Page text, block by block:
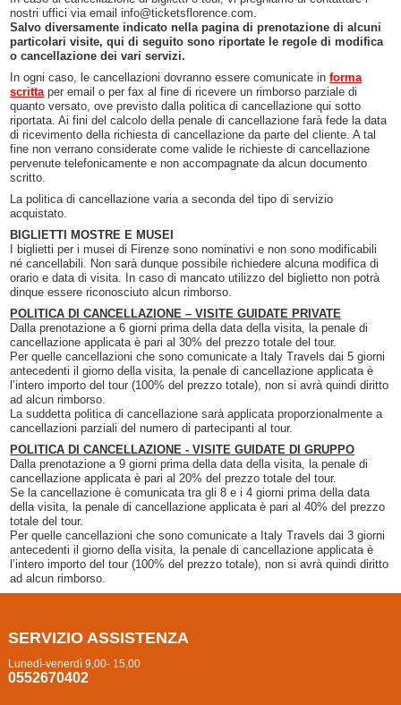
nostri uffici via email info@ticketsflorence.com.
Salvo diversamente indicato nella pagina di prenotazione di alcuni
particolari visite, qui di seguito sono riportate le regole di modifica
o cancellazione dei vari servizi.
In ogni caso, le cancellazioni dovranno essere comunicate informa
scrittaper email o per fax al fine di ricevere un rimborso parziale di
quanto versato, ove previsto dalla politica di cancellazione qui sotto
riportata. Ai fini del calcolo della penale di cancellazione farà fede la data
di ricevimento della richiesta di cancellazione da parte del cliente. A tal
fine non verrano considerate come valide le richieste di cancellazione
pervenute telefonicamente e non accompagnate da alcun documento
scritto.
La politica di cancellazione varia a seconda del tipo di servizio
acquistato.
BIGLIETTI MOSTRE E MUSEI
I biglietti per i musei di Firenze sono nominativi e non sono modificabili
né cancellabili. Non sarà dunque possibile richiedere alcuna modifica di
orario e data di visita. In caso di mancato utilizzo del biglietto non potrà
dinque essere riconosciuto alcun rimborso.
POLITICA DI CANCELLAZIONE – VISITE GUIDATE PRIVATE
Dalla prenotazione a 6 giorni prima della data della visita, la penale di
cancellazione applicata è pari al 30% del prezzo totale del tour.
Per quelle cancellazioni che sono comunicate a Italy Travels dai 5 giorni
antecedenti il giorno della visita, la penale di cancellazione applicata è
l’intero importo del tour (100% del prezzo totale), non si avrà quindi diritto
ad alcun rimborso.
La suddetta politica di cancellazione sarà applicata proporzionalmente a
cancellazioni parziali del numero di partecipanti al tour.
POLITICA DI CANCELLAZIONE - VISITE GUIDATE DI GRUPPO
Dalla prenotazione a 9 giorni prima della data della visita, la penale di
cancellazione applicata è pari al 20% del prezzo totale del tour.
Se la cancellazione è comunicata tra gli 8 e i 4 giorni prima della data
della visita, la penale di cancellazione applicata è pari al 40% del prezzo
totale del tour.
Per quelle cancellazioni che sono comunicate a Italy Travels dai 3 giorni
antecedenti il giorno della visita, la penale di cancellazione applicata è
l’intero importo del tour (100% del prezzo totale), non si avrà quindi diritto
ad alcun rimborso.
SERVIZIO ASSISTENZA
Lunedì-venerdì 9,00- 15,00
0552670402